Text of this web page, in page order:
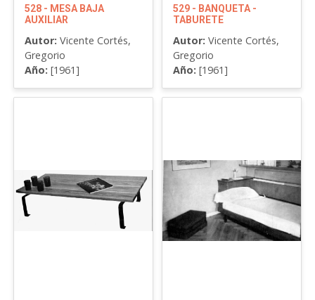
528 - MESA BAJA
AUXILIAR
Autor: Vicente Cortés,
Gregorio
Año: [1961]
529 - BANQUETA -
TABURETE
Autor: Vicente Cortés,
Gregorio
Año: [1961]